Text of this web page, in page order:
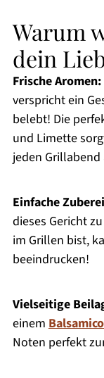
Warum
dein
Frische Aromen:
verspricht ein
belebt! Die
und Limette
jeden
Einfache
dieses Gericht
im Grillen bist,
beeindrucken!
Vielseitige
einem
Noten perfekt